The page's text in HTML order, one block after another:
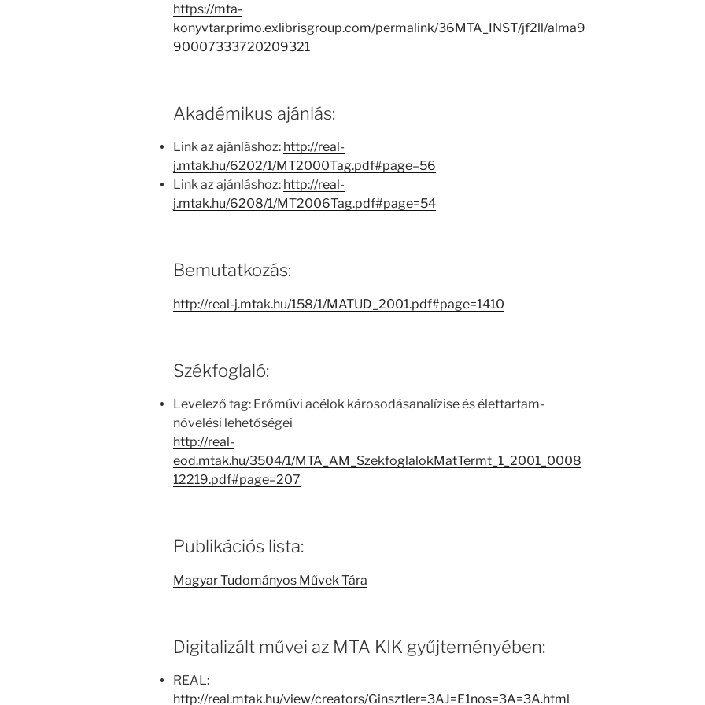
https://mta-
konyvtar.primo.exlibrisgroup.com/permalink/36MTA_INST/jf2ll/alma9
90007333720209321
Akadémikus ajánlás:
Link az ajánláshoz: http://real-
j.mtak.hu/6202/1/MT2000Tag.pdf#page=56
Link az ajánláshoz: http://real-
j.mtak.hu/6208/1/MT2006Tag.pdf#page=54
Bemutatkozás:
http://real-j.mtak.hu/158/1/MATUD_2001.pdf#page=1410
Székfoglaló:
Levelező tag: Erőművi acélok károsodásanalízise és élettartam-
növelési lehetőségei
http://real-
eod.mtak.hu/3504/1/MTA_AM_SzekfoglalokMatTermt_1_2001_0008
12219.pdf#page=207
Publikációs lista:
Magyar Tudományos Művek Tára
Digitalizált művei az MTA KIK gyűjteményében:
REAL:
http://real.mtak.hu/view/creators/Ginsztler=3AJ=E1nos=3A=3A.html